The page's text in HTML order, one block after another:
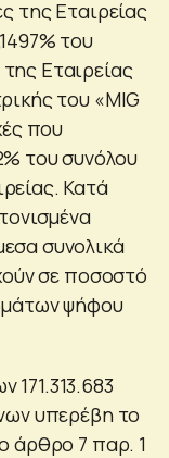
της Εταιρείας
του
Εταιρείας
του «MIG
που
του συνόλου
Κατά
συνολικά
σε ποσοστό
ψήφου
υπερέβη το
άρθρο 7 παρ. 1